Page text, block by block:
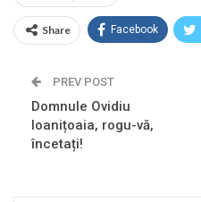
Share Facebook
PREV POST
Domnule Ovidiu
Ioanițoaia, rogu-vă,
încetați!